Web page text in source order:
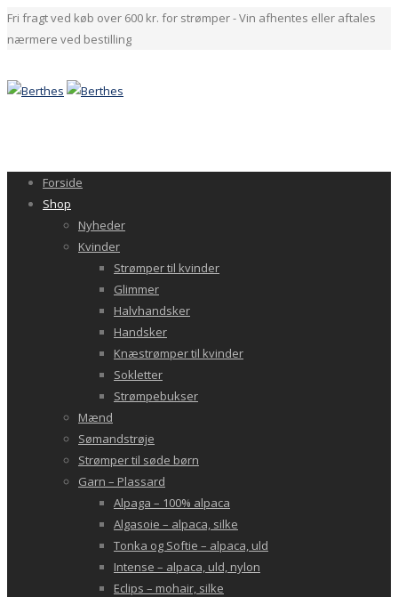
Fri fragt ved køb over 600 kr. for strømper - Vin afhentes eller aftales
nærmere ved bestilling
Forside
Shop
Nyheder
Kvinder
Strømper til kvinder
Glimmer
Halvhandsker
Handsker
Knæstrømper til kvinder
Sokletter
Strømpebukser
Mænd
Sømandstrøje
Strømper til søde børn
Garn – Plassard
Alpaga – 100% alpaca
Algasoie – alpaca, silke
Tonka og Softie – alpaca, uld
Intense – alpaca, uld, nylon
Eclips – mohair, silke